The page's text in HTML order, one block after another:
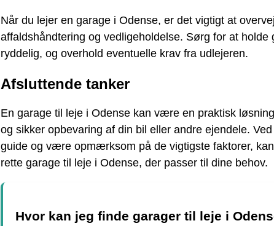
Når du lejer en garage i Odense, er det vigtigt at
affaldshåndtering og vedligeholdelse. Sørg for at holde
ryddelig, og overhold eventuelle krav fra udlejeren.
Afsluttende tanker
En garage til leje i Odense kan være en praktisk
og sikker opbevaring af din bil eller andre ejendele.
guide og være opmærksom på de vigtigste faktorer,
rette garage til leje i Odense, der passer til dine behov.
Hvor kan jeg finde garager til leje i